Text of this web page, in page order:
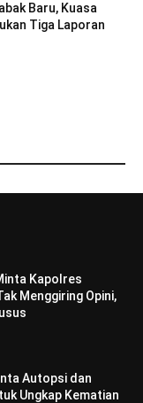
Baru, Kuasa
Tiga Laporan
Kapolres
Menggiring Opini,
Autopsi dan
Ungkap Kematian